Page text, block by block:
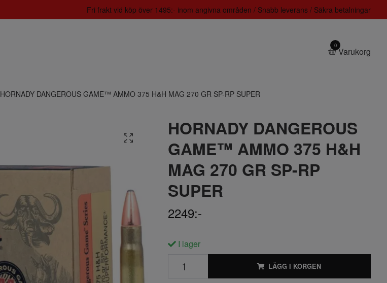
Fri frakt vid köp över 1495:- inom angivna områden / Snabb leverans / Säkra betalningar
0
Varukorg
HORNADY DANGEROUS GAME™ AMMO 375 H&H MAG 270 GR SP-RP SUPER
HORNADY DANGEROUS
GAME™ AMMO 375 H&H
MAG 270 GR SP-RP
SUPER
2249:-
I lager
LÄGG I KORGEN